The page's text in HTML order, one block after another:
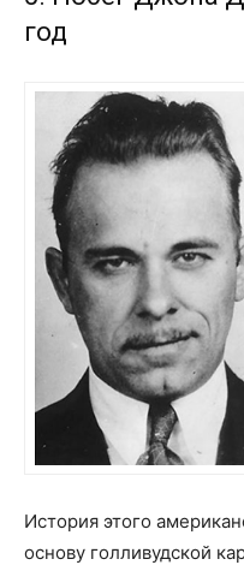
год
История этого
основу голливудской